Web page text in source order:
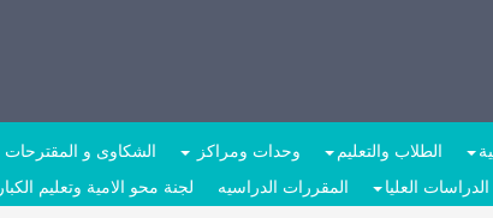
الطلاب والتعليم وحدات ومراكز الشكاوى و المقترحات
الدراسات العليا المقررات الدراسيه لجنة محو الامية وتعليم الكبار